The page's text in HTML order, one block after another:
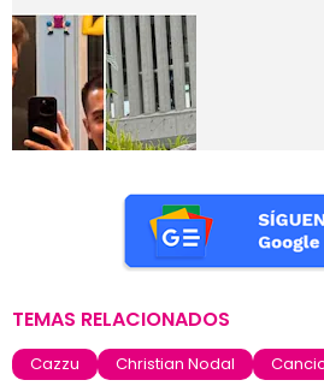
TEMAS RELACIONADOS
Cazzu Christian Nodal